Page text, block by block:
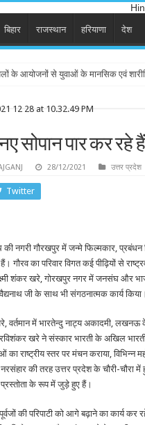
बिहार राजस्थान हरियाणा देश
के आयोजनों से युवाओं के मानसिक एवं
सोपान पार कर रहे
28/12/2021 उत्तर प्रदेश
Twitter
की नगरी गौरखपुर में जन्मे फिल्मकार,
गौरव का परिवार विगत कई पीढ़ियों से
शंकर खरे, गोरखपुर नगर में जनसंघ और
जी के साथ भी संगठनात्मक कार्य
वर्तमान में भारतेन्दु नाट्य अकादमी, लखनऊ
खरे ने संस्कार भारती के अखिल
का राष्ट्रीय स्तर पर मंचन कराया,
नरसंहार की तरह उत्तर प्रदेश के चौरी-
प्रस्तोता के रूप में जुड़े हुए हैं।
की परिपाटी को आगे बढ़ाने का कार्य